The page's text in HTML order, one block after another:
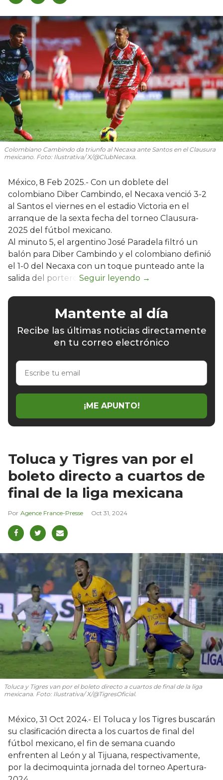
Colombiano Cambindo da triunfo al Necaxa ante Santos en el Clausura
mexicano. Foto: Ilustrativa/ X/@ClubNecaxa.
México, 8 Feb 2025.- Con un doblete del
colombiano Diber Cambindo, el Necaxa venció 3-2
al Santos el viernes en el estadio Victoria en el
arranque de la sexta fecha del torneo Clausura-
2025 del fútbol mexicano.
Al minuto 5, el argentino José Paradela filtró un
balón para Diber Cambindo y el colombiano definió
el 1-0 del Necaxa con un toque punteado ante la
salida del portero.
Mantente al día
Recibe las últimas noticias directamente
en tu correo electrónico
Escribe
email
¡ME APUNTO!
Toluca y Tigres van por el
boleto directo a cuartos de
final de la liga mexicana
Agence France-Presse Oct 31, 2024
Toluca y Tigres van por el boleto directo a cuartos de final de la liga
mexicana. Foto: Ilustrativa/ X/@TigresOficial.
México, 31 Oct 2024.- El Toluca y los Tigres buscarán
su clasificación directa a los cuartos de final del
fútbol mexicano, el fin de semana cuando
enfrenten al León y al Tijuana, respectivamente,
por la decimoquinta jornada del torneo Apertura-